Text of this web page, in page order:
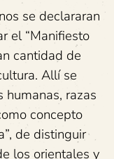
se declararan
el “Manifiesto
cantidad de
Allí se
razas
concepto
de distinguir
los orientales y